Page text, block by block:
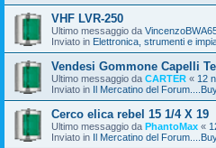
VHF LVR-250
Ultimo messaggio da
Inviato in Elettronica, strumenti e
Vendesi Gommone Capelli
Ultimo messaggio da CARTER « 12
Inviato in Il Mercatino del
Cerco elica rebel 15 1/4 X 19
Ultimo messaggio da PhantoMax «
Inviato in Il Mercatino del